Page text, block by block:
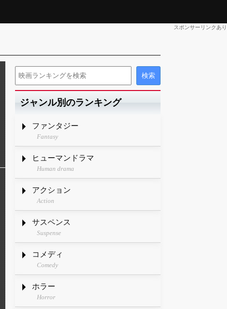
スポンサーリンクあり
ジャンル別のランキング
ファンタジー
Fantasy
ヒューマンドラマ
Human drama
アクション
Action
サスペンス
Suspense
コメディ
Comedy
ホラー
Horror